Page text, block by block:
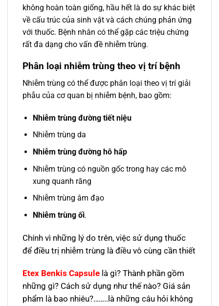
không hoàn toàn giống, hầu hết là do sự khác biệt
về cấu trúc của sinh vật và cách chúng phản ứng
với thuốc. Bệnh nhân có thể gặp các triệu chứng
rất đa dạng cho vấn đề nhiễm trùng.
Phân loại nhiễm trùng theo vị trí bệnh
Nhiễm trùng có thể được phân loại theo vị trí giải
phẫu của cơ quan bị nhiễm bệnh, bao gồm:
Nhiễm trùng đường tiết niệu
Nhiễm trùng da
Nhiễm trùng đường hô hấp
Nhiễm trùng có nguồn gốc trong hay các mô
xung quanh răng
Nhiễm trùng âm đạo
Nhiễm trùng ối.
Chính vì những lý do trên, việc sử dụng thuốc
để điều trị nhiễm trùng là điều vô cùng cần thiết
Etex Benkis Capsule là gì? Thành phần gồm
những gì? Cách sử dụng như thế nào? Giá sản
phẩm là bao nhiêu?……..là những câu hỏi không